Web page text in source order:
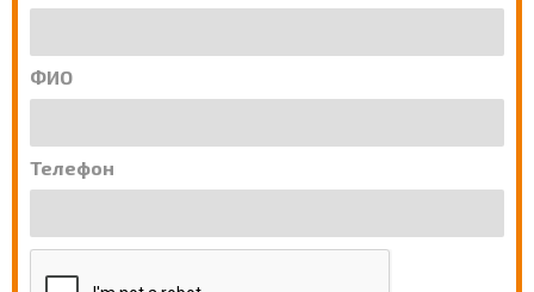
ФИО
Телефон